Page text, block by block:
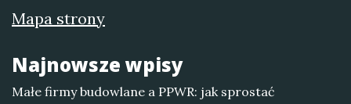
Mapa strony
Najnowsze wpisy
Małe firmy budowlane a PPWR: jak sprostać